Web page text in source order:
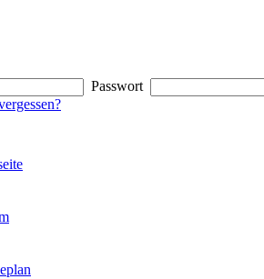
Passwort